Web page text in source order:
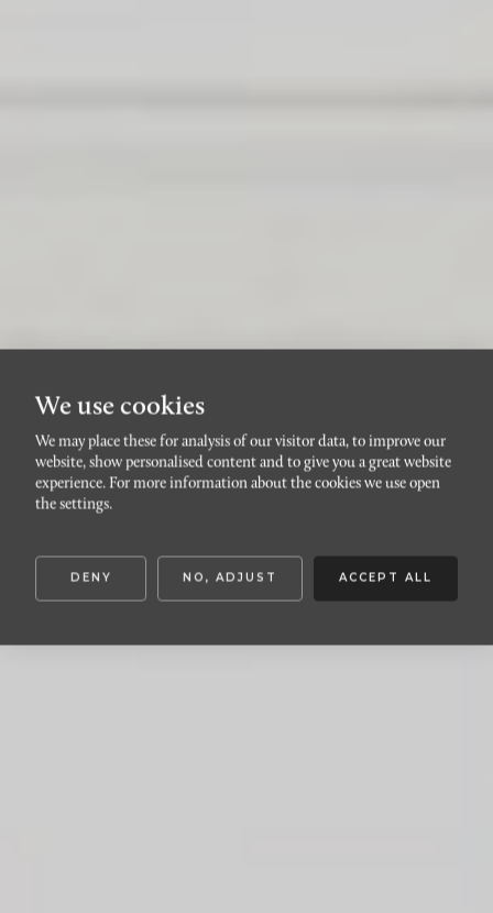
SLOTTSSTADENGAMMAL
Erikstorpsgatan 3
We use cookies
We may place these for analysis of our visitor data, to improve our
website, show personalised content and to give you a great website
experience. For more information about the cookies we use open
the settings.
DENY NO, ADJUST ACCEPT ALL